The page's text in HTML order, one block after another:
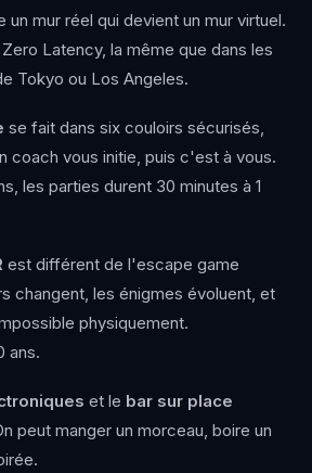
mur réel qui devient un mur virtuel.
Latency, la même que dans les
Tokyo ou Los Angeles.
se fait dans six couloirs sécurisés,
coach vous initie, puis c'est à vous.
les parties durent 30 minutes à 1
est différent de l'escape game
changent, les énigmes évoluent, et
physiquement.
ans.
et le bar sur place
peut manger un morceau, boire un